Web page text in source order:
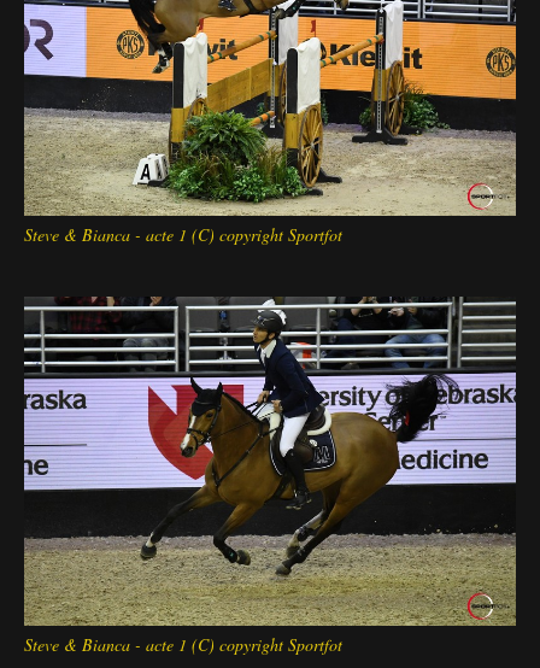
Deutsch
Steve & Bianca - acte 1 (C) copyright Sportfot
Steve & Bianca - acte 1 (C) copyright Sportfot